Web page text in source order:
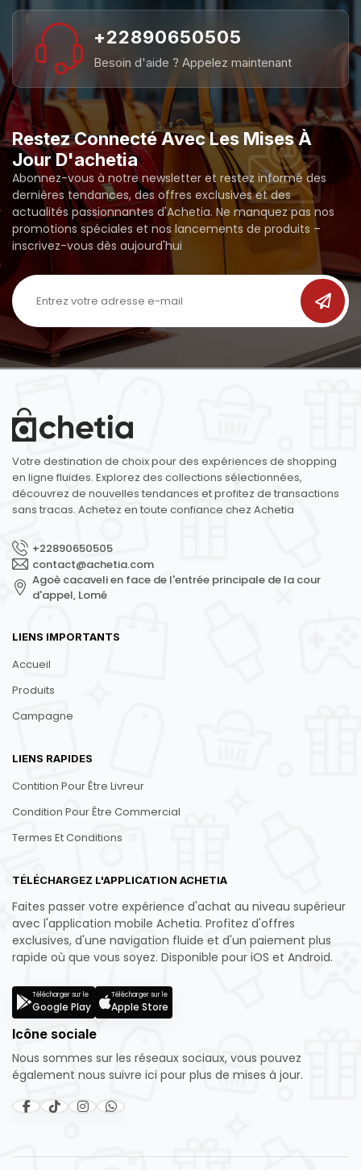
Restez Connecté Avec Les Mises À
Jour D'achetia
Abonnez-vous à notre newsletter et restez informé des
dernières tendances, des offres exclusives et des
actualités passionnantes d'Achetia. Ne manquez pas nos
promotions spéciales et nos lancements de produits –
inscrivez-vous dès aujourd'hui
+22890650505
Besoin d'aide ? Appelez maintenant
Votre destination de choix pour des expériences de shopping
en ligne fluides. Explorez des collections sélectionnées,
découvrez de nouvelles tendances et profitez de transactions
sans tracas. Achetez en toute confiance chez Achetia
+22890650505
contact@achetia.com
Agoè cacaveli en face de l'entrée principale de la cour
d'appel, Lomé
LIENS IMPORTANTS
Accueil
Produits
Campagne
LIENS RAPIDES
Contition Pour Être Livreur
Condition Pour Être Commercial
Termes Et Conditions
TÉLÉCHARGEZ L'APPLICATION ACHETIA
Faites passer votre expérience d'achat au niveau supérieur
avec l'application mobile Achetia. Profitez d'offres
exclusives, d'une navigation fluide et d'un paiement plus
rapide où que vous soyez. Disponible pour iOS et Android.
Télécharger sur le
Google Play
Télécharger sur le
Apple Store
Icône sociale
Nous sommes sur les réseaux sociaux, vous pouvez
également nous suivre ici pour plus de mises à jour.